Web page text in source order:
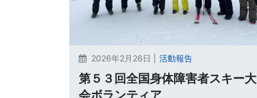
2026年2月26日 | 活動報告
第５３回全国身体障害者スキー大
会ボランティア